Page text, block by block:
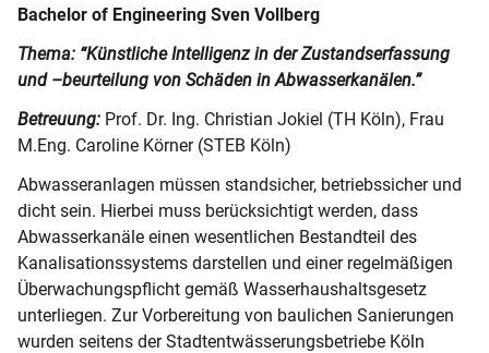
Bachelor of Engineering Sven Vollberg
Thema: “Künstliche Intelligenz in der Zustandserfassung
und –beurteilung von Schäden in Abwasserkanälen.”
Betreuung: Prof. Dr. Ing. Christian Jokiel (TH Köln), Frau
M.Eng. Caroline Körner (STEB Köln)
Abwasseranlagen müssen standsicher, betriebssicher und
dicht sein. Hierbei muss berücksichtigt werden, dass
Abwasserkanäle einen wesentlichen Bestandteil des
Kanalisationssystems darstellen und einer regelmäßigen
Überwachungspflicht gemäß Wasserhaushaltsgesetz
unterliegen. Zur Vorbereitung von baulichen Sanierungen
wurden seitens der Stadtentwässerungsbetriebe Köln